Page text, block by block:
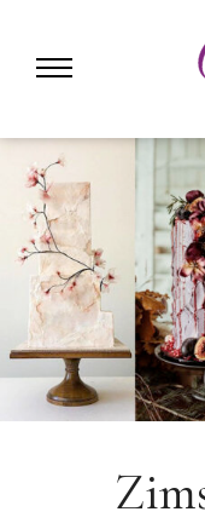
content